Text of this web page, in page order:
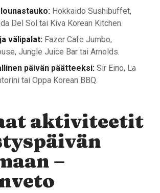
Hokkaido Sushibuffet,
Del Sol tai Kiva Korean Kitchen.
välipalat: Fazer Cafe Jumbo,
Jungle Juice Bar tai Arnolds.
päivän päätteeksi: Sir Eino, La
tai Oppa Korean BBQ.
aktiviteetit
–